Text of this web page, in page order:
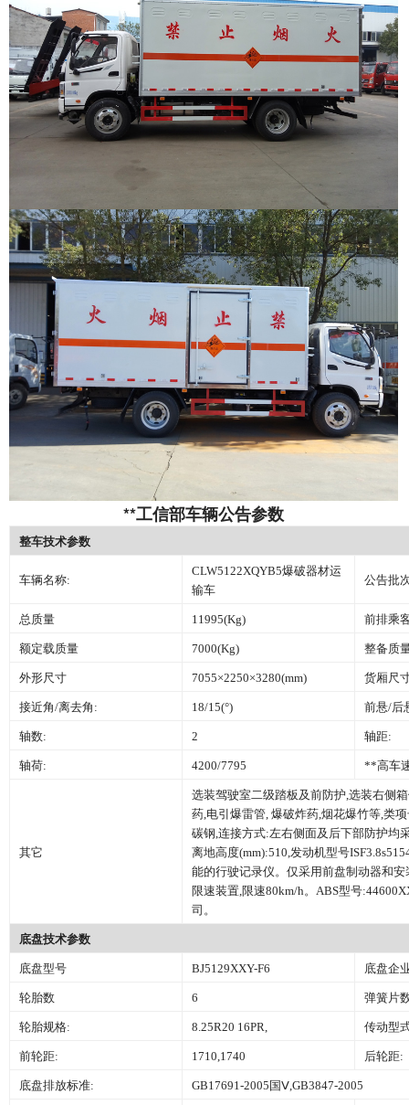
**工信部车辆公告参数
整车技术参数
车辆名称:
CLW5122XQYB5爆破器材运
输车
公告批
总质量 11995(Kg) 前排乘
额定载质量 7000(Kg) 整备质
外形尺寸 7055×2250×3280(mm) 货厢尺
接近角/离去角: 18/15(°) 前悬/后
轴数: 2 轴距:
轴荷: 4200/7795 **高车
其它
选装驾驶室二级踏板及前防护,选装右侧
药,电引爆雷管, 爆破炸药,烟花爆竹等,类
碳钢,连接方式:左右侧面及后下部防护均
离地高度(mm):510,发动机型号
能的行驶记录仪。仅采用前盘制动器和
限速装置,限速80km/h。ABS型号
司。
底盘技术参数
底盘型号 BJ5129XXY-F6 底盘企
轮胎数 6 弹簧片
轮胎规格: 8.25R20 16PR, 传动型
前轮距: 1710,1740 后轮距:
底盘排放标准: GB17691-2005国Ⅴ,GB3847-2005